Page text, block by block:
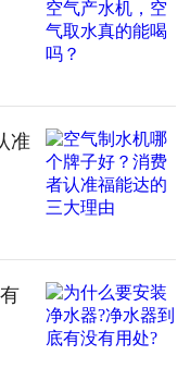
准